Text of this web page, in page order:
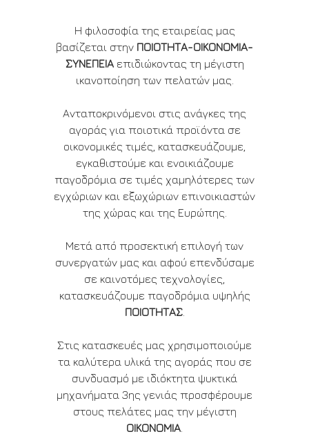
Η φιλοσοφία της εταιρείας μας
βασίζεται στην ΠΟΙΟΤΗΤΑ-ΟΙΚΟΝΟΜΙΑ-
ΣΥΝΕΠΕΙΑεπιδιώκοντας τη μέγιστη
ικανοποίηση των πελατών μας.
Ανταποκρινόμενοι στις ανάγκες της
αγοράς για ποιοτικά προϊόντα σε
οικονομικές τιμές, κατασκευάζουμε,
εγκαθιστούμε και ενοικιάζουμε
παγοδρόμια σε τιμές χαμηλότερες των
εγχώριων και εξωχώριων επινοικιαστών
της χώρας και της Ευρώπης.
Μετά από προσεκτική επιλογή των
συνεργατών μας και αφού επενδύσαμε
σε καινοτόμες τεχνολογίες,
κατασκευάζουμε παγοδρόμια υψηλής
ΠΟΙΟΤΗΤΑΣ.
Στις κατασκευές μας χρησιμοποιούμε
τα καλύτερα υλικά της αγοράς που σε
συνδυασμό με ιδιόκτητα ψυκτικά
μηχανήματα 3ης γενιάς προσφέρουμε
στους πελάτες μας την μέγιστη
ΟΙΚΟΝΟΜΙΑ